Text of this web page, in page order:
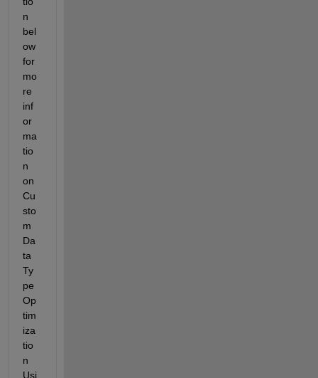
n
bel
ow
for
mo
re
inf
or
ma
tio
n
on
Cu
sto
m
Da
ta
Ty
pe
Op
tim
iza
tio
n
Usi